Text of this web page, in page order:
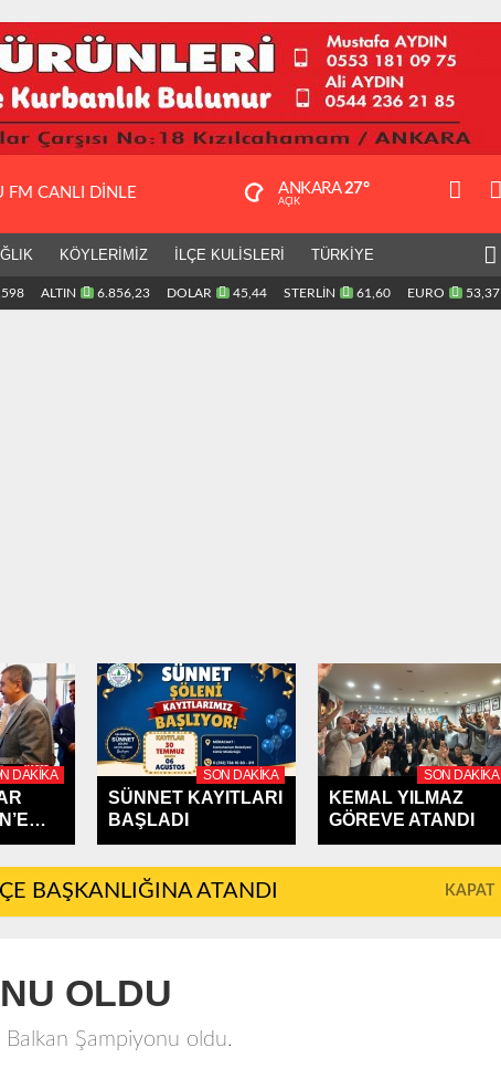
FM CANLI DİNLE ANKARA27°
AÇIK
KÖYLERİMİZ İLÇE KULİSLERİ TÜRKİYE
ALTIN 6.856,23 DOLAR 45,44 STERLİN 61,60 EURO 53,37
DAKIKA SON DAKIKA
SÜNNET KAYITLARI
BAŞLADI
SON DAKIKA
KEMAL YILMAZ
GÖREVE ATANDI
BAŞKANLIĞINA ATANDI KAPAT
OLDU
Balkan Şampiyonu oldu.